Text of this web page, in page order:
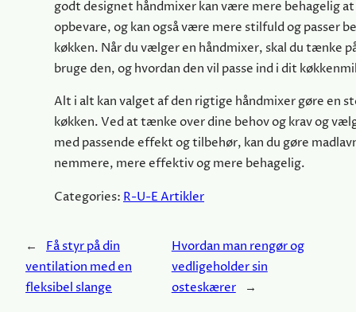
godt designet håndmixer kan være mere behagelig
opbevare, og kan også være mere stilfuld og passer
køkken. Når du vælger en håndmixer, skal du tænke
bruge den, og hvordan den vil passe ind i dit
Alt i alt kan valget af den rigtige håndmixer gøre en
køkken. Ved at tænke over dine behov og krav og
med passende effekt og tilbehør, kan du gøre
nemmere, mere effektiv og mere behagelig.
Categories: R-U-E Artikler
←
Få styr på din
ventilation med en
fleksibel slange
Hvordan man rengør og
vedligeholder sin
osteskærer
→